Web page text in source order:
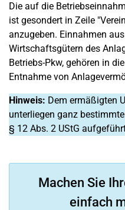
Die auf die
ist gesondert in Zeile
anzugeben. Einnahmen
Wirtschaftsgütern des
Betriebs-Pkw, gehören in
Entnahme von
Hinweis: Dem ermäßigten
unterliegen ganz
§ 12 Abs. 2 UStG
Machen Sie
einfach